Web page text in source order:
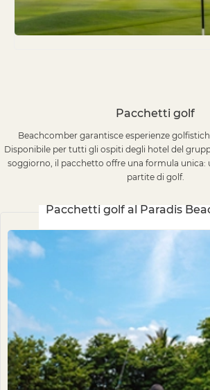
Pacchetti golf
Beachcomber garantisce esperienze
Disponibile per tutti gli ospiti degli hotel del
soggiorno, il pacchetto offre una formula
partite di golf.
Pacchetti golf al Paradis